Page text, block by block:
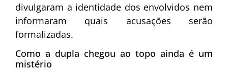
divulgaram a identidade dos envolvidos nem
informaram quais acusações serão
formalizadas.
Como a dupla chegou ao topo ainda é um
mistério